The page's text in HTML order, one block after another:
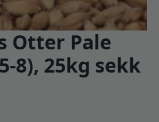
Otter Pale
8), 25kg sekk